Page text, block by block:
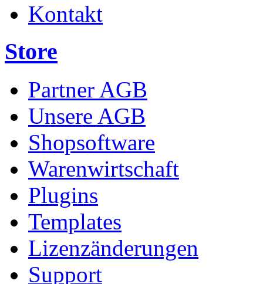
Kontakt
Store
Partner AGB
Unsere AGB
Shopsoftware
Warenwirtschaft
Plugins
Templates
Lizenzänderungen
Support